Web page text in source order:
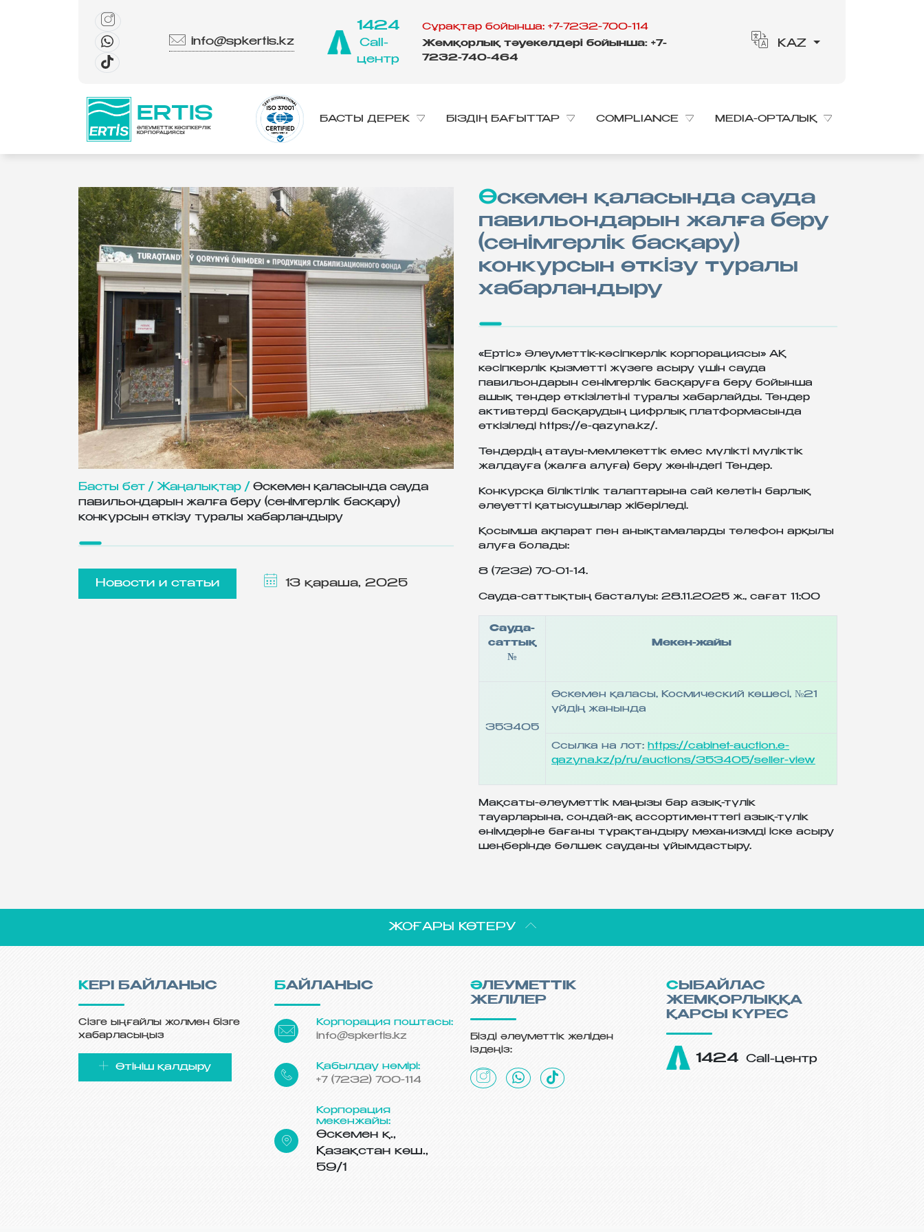
info@spkertis.kz
1424
Call-
центр
Сұрақтар бойынша: +7-7232-700-114
Жемқорлық тәуекелдері бойынша: +7-
7232-740-464
KAZ
ERTIS
ӘЛЕУМЕТТІК КӘСІПКЕРЛІК
КОРПОРАЦИЯСЫ
БАСТЫ ДЕРЕК БІЗДІҢ БАҒЫТТАР COMPLIANCE MEDIA-ОРТАЛЫҚ
Басты бет / Жаңалықтар / Өскемен қаласында сауда
павильондарын жалға беру (сенімгерлік басқару)
конкурсын өткізу туралы хабарландыру
Новости и статьи 13 қараша, 2025
Өскемен қаласында сауда
павильондарын жалға беру
(сенімгерлік басқару)
конкурсын өткізу туралы
хабарландыру
«Ертіс» Әлеуметтік-кәсіпкерлік корпорациясы» АҚ
кәсіпкерлік қызметті жүзеге асыру үшін сауда
павильондарын сенімгерлік басқаруға беру бойынша
ашық тендер өткізілетіні туралы хабарлайды. Тендер
активтерді басқарудың цифрлық платформасында
өткізіледі https://e-qazyna.kz/.
Тендердің атауы-мемлекеттік емес мүлікті мүліктік
жалдауға (жалға алуға) беру жөніндегі Тендер.
Конкурсқа біліктілік талаптарына сай келетін барлық
әлеуетті қатысушылар жіберіледі.
Қосымша ақпарат пен анықтамаларды телефон арқылы
алуға болады:
8 (7232) 70-01-14.
Сауда-саттықтың басталуы: 28.11.2025 ж., сағат 11:00
Сауда-
саттық
№
Мекен-жайы
353405
Өскемен қаласы, Космический көшесі, №21
үйдің жанында
Ссылка на лот: https://cabinet-auction.e-
qazyna.kz/p/ru/auctions/353405/seller-view
Мақсаты-әлеуметтік маңызы бар азық-түлік
тауарларына, сондай-ақ ассортименттегі азық-түлік
өнімдеріне бағаны тұрақтандыру механизмді іске асыру
шеңберінде бөлшек сауданы ұйымдастыру.
ЖОҒАРЫ КӨТЕРУ
КЕРІ БАЙЛАНЫС
Сізге ыңғайлы жолмен бізге
хабарласыңыз
Өтініш қалдыру
БАЙЛАНЫС
Корпорация поштасы:
info@spkertis.kz
Қабылдау нөмірі:
+7 (7232) 700-114
Корпорация
мекенжайы:
Өскемен қ.,
Қазақстан көш.,
59/1
ӘЛЕУМЕТТІК
ЖЕЛІЛЕР
Бізді әлеуметтік желіден
іздеңіз:
СЫБАЙЛАС
ЖЕМҚОРЛЫҚҚА
ҚАРСЫ КҮРЕС
1424 Call-центр